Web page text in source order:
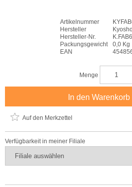
Artikelnummer
Hersteller
Hersteller-Nr.
Packungsgewicht
0,0 Kg
EAN
Menge
In den Warenkorb
Auf den Merkzettel
Verfügbarkeit in meiner Filiale